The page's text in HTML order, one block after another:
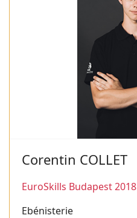
Corentin COLLET
EuroSkills Budapest 2018
Ebénisterie